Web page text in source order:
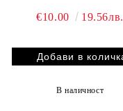
€10.00 19.56лв.
В наличност